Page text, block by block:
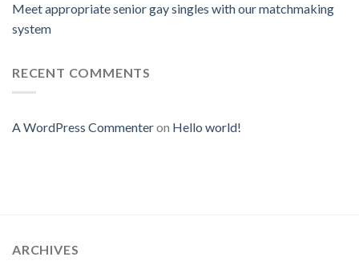
Meet appropriate senior gay singles with our matchmaking
system
RECENT COMMENTS
A WordPress Commenteron Hello world!
ARCHIVES